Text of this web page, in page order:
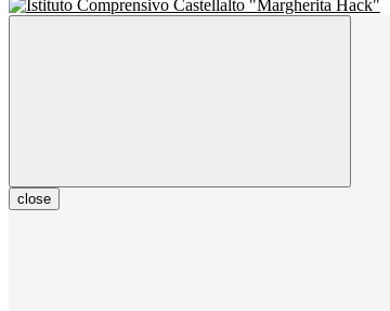
close